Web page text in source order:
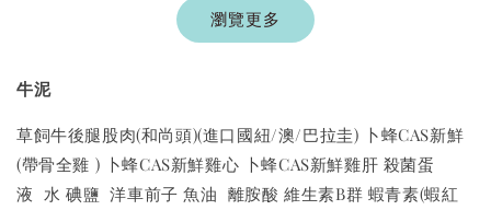
Aumüller 奧咪樂
｜貓草纈草根玩具
NT$ 289 TWD
NT$ 300 TWD
- +
德國 Aumüller 奧咪樂
NT$ 289 TWD
NT$ 300 TWD
- +
瀏覽更多
牛泥
草飼牛後腿股肉(和尚頭)(進口國紐/澳/巴拉圭) 卜蜂CAS新鮮
(帶骨全雞 ) 卜蜂CAS新鮮雞心 卜蜂CAS新鮮雞肝 殺菌蛋
液 水 碘鹽 洋車前子 魚油 離胺酸 維生素B群 蝦青素(蝦紅